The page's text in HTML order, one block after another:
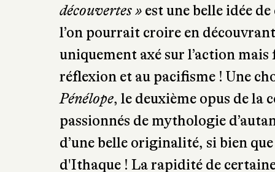
découvertes »est une belle idée
l’on pourrait croire en
uniquement axé sur l’action
réflexion et au pacifisme ! Une
Pénélope, le deuxième opus de la
passionnés de mythologie
d’une belle originalité, si bien
d'Ithaque ! La rapidité de